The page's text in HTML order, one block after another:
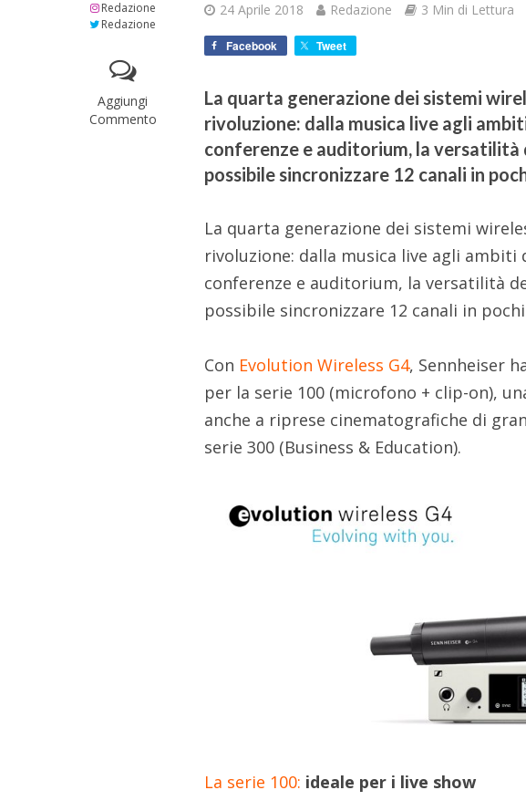
Redazione
Redazione
Aggiungi
Commento
24 Aprile 2018 Redazione 3 Min di Lettura
Facebook Tweet
La quarta generazione dei sistemi
rivoluzione: dalla musica live agli
conferenze e auditorium, la versatilità
possibile sincronizzare 12 canali in
La quarta generazione dei sistemi
rivoluzione: dalla musica live agli
conferenze e auditorium, la versatilità
possibile sincronizzare 12 canali in
Con Evolution Wireless G4, Sennheiser
per la serie 100 (microfono + clip-on),
anche a riprese cinematografiche di
serie 300 (Business & Education).
La serie 100: ideale per i live show